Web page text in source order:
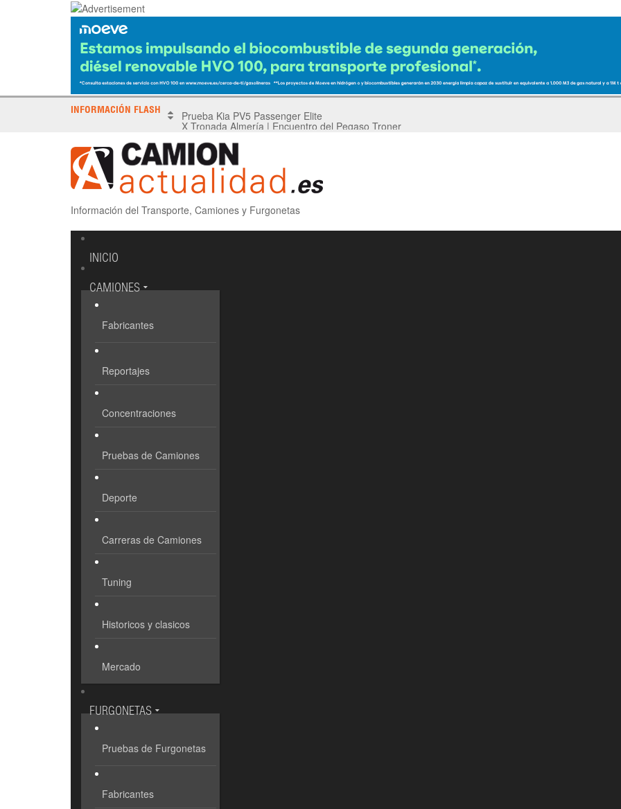
INFORMACIÓN FLASH X Tronada Almería | Encuentro del Pegaso Troner
Información del Transporte, Camiones y Furgonetas
INICIO
CAMIONES
Fabricantes
Reportajes
Concentraciones
Pruebas de Camiones
Deporte
Carreras de Camiones
Tuning
Historicos y clasicos
Mercado
FURGONETAS
Pruebas de Furgonetas
Fabricantes